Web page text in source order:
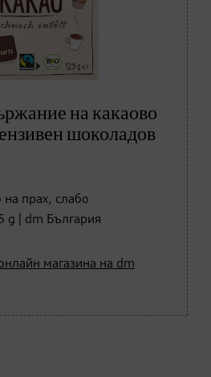
на какаово
шоколадов
прах, слабо
g | dm България
магазина на dm